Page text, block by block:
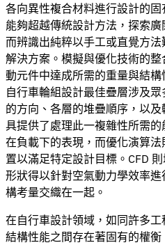
各向異性複合材料進行設計的
能夠超越傳統設計方法，探索
而辨識出純粹以手工或直覺方
解決方案。模擬與優化技術的
動元件中達成所需的重量與結
自行車輪組設計最佳疊層涉及
的方向、各層的堆疊順序，以
具提供了處理此一複雜性所需
在負載下的表現，而優化演算
置以滿足特定設計目標。CFD
形狀得以針對空氣動力學效率
構考量交織在一起。
在自行車設計領域，如同許多
結構性能之間存在著固有的權